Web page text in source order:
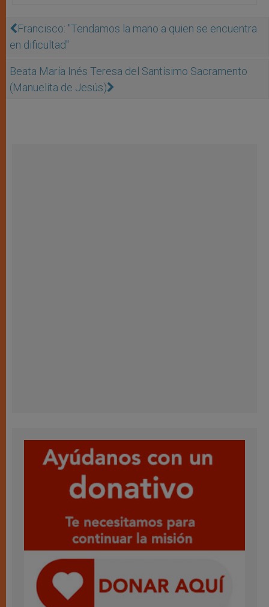
Francisco: "Tendamos la mano a quien se encuentra
en dificultad"
Beata María Inés Teresa del Santísimo Sacramento
(Manuelita de Jesús)